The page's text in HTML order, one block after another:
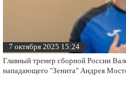
7 октября 2025 15:24
Главный тренер сборной России
нападающего "Зенита" Андрея